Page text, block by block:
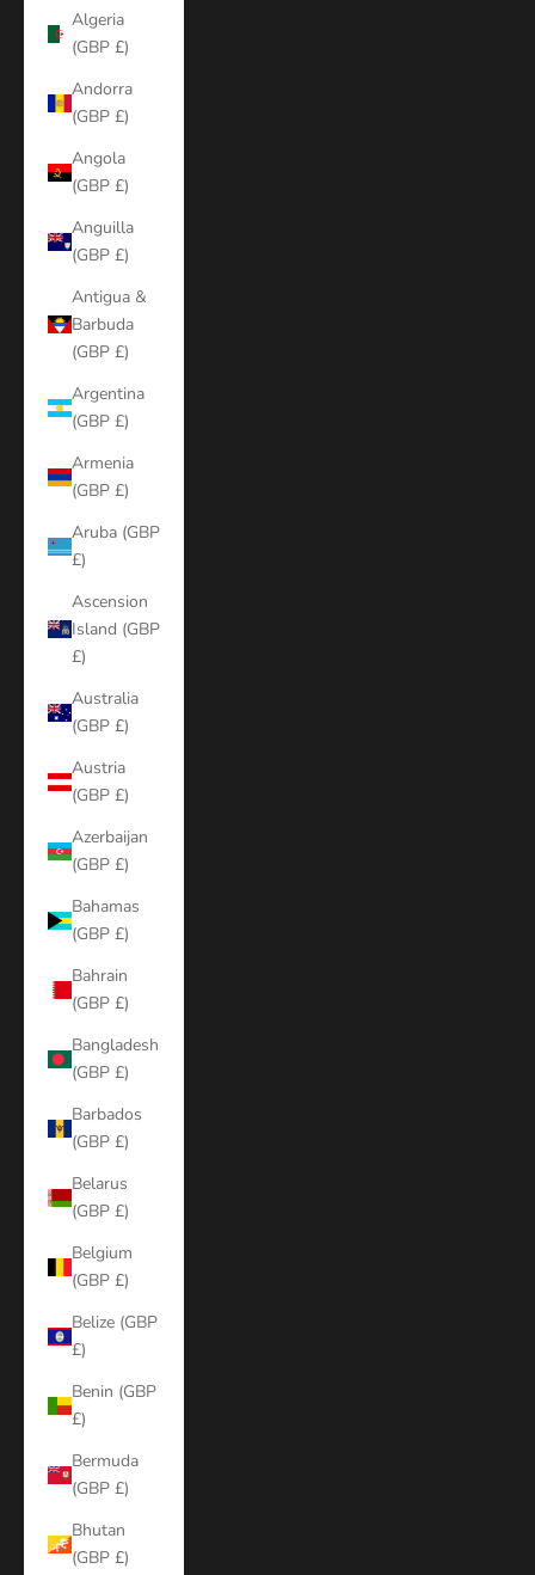
Algeria
(GBP £)
Andorra
(GBP £)
Angola
(GBP £)
Anguilla
(GBP £)
Antigua &
Barbuda
(GBP £)
Argentina
(GBP £)
Armenia
(GBP £)
Aruba (GBP
£)
Ascension
Island (GBP
£)
Australia
(GBP £)
Austria
(GBP £)
Azerbaijan
(GBP £)
Bahamas
(GBP £)
Bahrain
(GBP £)
Bangladesh
(GBP £)
Barbados
(GBP £)
Belarus
(GBP £)
Belgium
(GBP £)
Belize (GBP
£)
Benin (GBP
£)
Bermuda
(GBP £)
Bhutan
(GBP £)